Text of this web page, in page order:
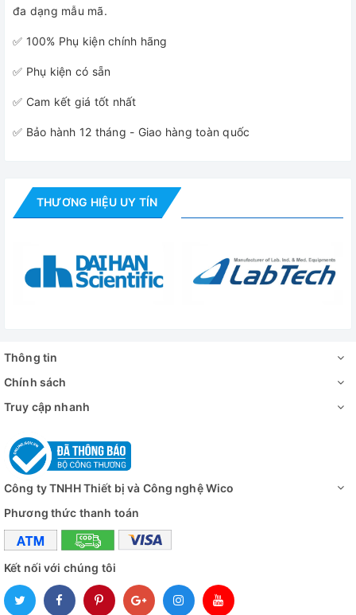
đa dạng mẫu mã.
✅ 100% Phụ kiện chính hãng
✅ Phụ kiện có sẵn
✅ Cam kết giá tốt nhất
✅ Bảo hành 12 tháng - Giao hàng toàn quốc
THƯƠNG HIỆU UY TÍN
Thông tin
Chính sách
Truy cập nhanh
Công ty TNHH Thiết bị và Công nghệ Wico
Phương thức thanh toán
Kết nối với chúng tôi